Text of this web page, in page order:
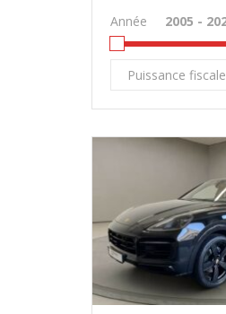
Année
Puissance fiscale